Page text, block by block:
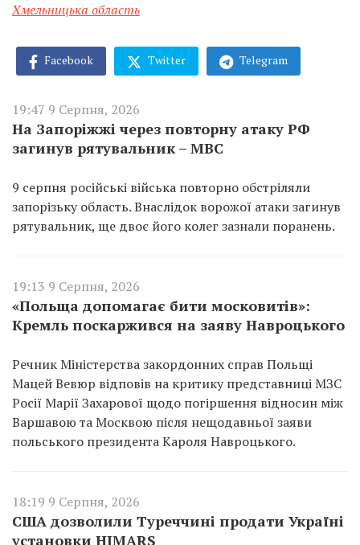
Хмельницька область
Facebook Twitter Telegram
19:47 9 Серпня, 2026
На Запоріжжі через повторну атаку РФ
загинув рятувальник – МВС
9 серпня російські війська повторно обстріляли
запорізьку область. Внаслідок ворожої атаки загинув
рятувальник, ще двоє його колег зазнали поранень.
19:13 9 Серпня, 2026
«Польща допомагає бити московитів»:
Кремль поскаржився на заяву Навроцького
Речник Міністерства закордонних справ Польщі
Мацей Вевюр відповів на критику представниці МЗС
Росії Марії Захарової щодо погіршення відносин між
Варшавою та Москвою після нещодавньої заяви
польського президента Кароля Навроцького.
18:19 9 Серпня, 2026
США дозволили Туреччині продати Україні
установки HIMARS